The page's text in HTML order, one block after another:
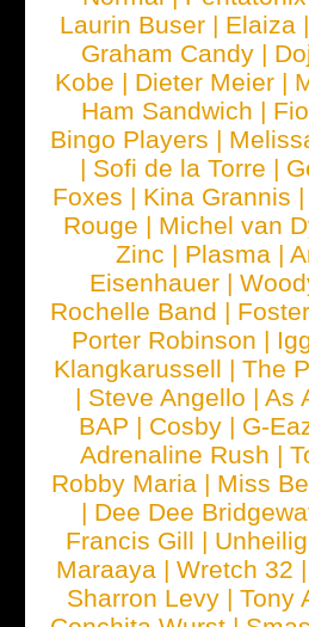
Laurin Buser | Elaiza
Graham Candy |
Kobe | Dieter Meier |
Ham Sandwich |
Bingo Players |
| Sofi de la Torre |
Foxes | Kina Grannis
Rouge | Michel van
Zinc | Plasma |
Eisenhauer |
Rochelle Band |
Porter Robinson |
Klangkarussell |The
| Steve Angello |As
BAP | Cosby | G-
Adrenaline Rush |
Robby Maria | Miss
| Dee Dee
Francis Gill | Unheilig
Maraaya | Wretch 32
Sharron Levy |Tony